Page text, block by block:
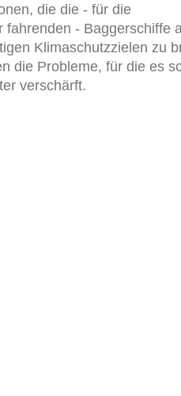
die die - für die
- Baggerschiffe
Klimaschutzzielen zu
die Probleme, für die es
verschärft.